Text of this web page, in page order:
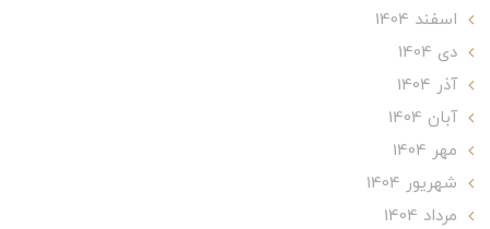
اسفند 1404
دی 1404
آذر 1404
آبان 1404
مهر 1404
شهریور 1404
مرداد 1404